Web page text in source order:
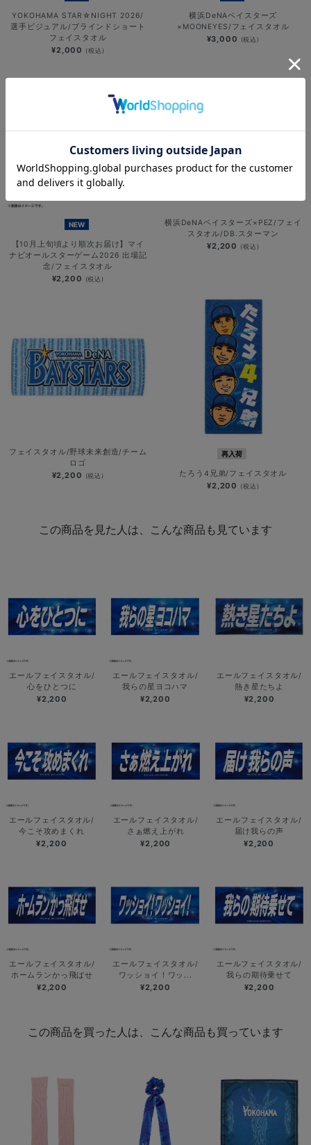
YOKOHAMA STAR☆NIGHT 2026/
選手ビジュアル/ブラインドショート
フェイスタオル
¥2,000 (税込)
横浜DeNAベイスターズ
×MOONEYES/フェイスタオル
¥3,000 (税込)
NEW
【10月上旬頃より順次お届け】マイ
ナビオールスターゲーム2026 出場記
念/フェイスタオル
¥2,200 (税込)
横浜DeNAベイスターズ×PEZ/フェイ
スタオル/DB.スターマン
¥2,200 (税込)
フェイスタオル/野球未来創造/チーム
ロゴ
¥2,200 (税込)
再入荷
たろう4兄弟/フェイスタオル
¥2,200 (税込)
この商品を見た人は、こんな商品も見ています
エールフェイスタオル/
心をひとつに
¥2,200
エールフェイスタオル/
我らの星ヨコハマ
¥2,200
エールフェイスタオル/
熱き星たちよ
¥2,200
エールフェイスタオル/
今こそ攻めまくれ
¥2,200
エールフェイスタオル/
さぁ燃え上がれ
¥2,200
エールフェイスタオル/
届け我らの声
¥2,200
エールフェイスタオル/
ホームランかっ飛ばせ
¥2,200
エールフェイスタオル/
ワッショイ！ワッ...
¥2,200
エールフェイスタオル/
我らの期待乗せて
¥2,200
この商品を買った人は、こんな商品も買っています